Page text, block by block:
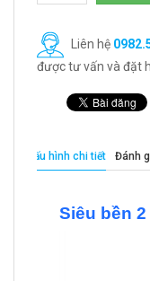
Liên hệ
được tư vấn và đặt
Cấu hình chi tiết Đánh
Siêu bền 2